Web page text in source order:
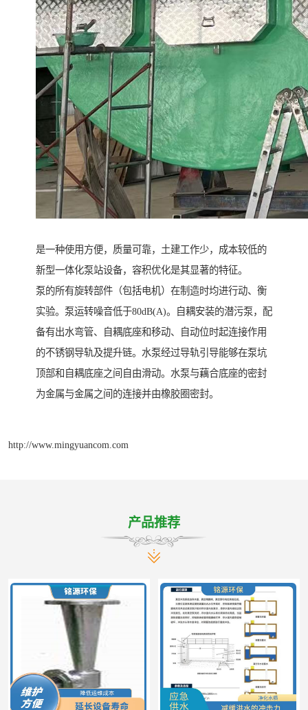
是一种使用方便，质量可靠，土建工作少，成本较低的
新型一体化泵站设备，容积优化是其显著的特征。
泵的所有旋转部件（包括电机）在制造时均进行动、衡
实验。泵运转噪音低于80dB(A)。自耦安装的潜污泵，配
备有出水弯管、自耦底座和移动、自动位时起连接作用
的不锈钢导轨及提升链。水泵经过导轨引导能够在泵坑
顶部和自耦底座之间自由滑动。水泵与藕合底座的密封
为金属与金属之间的连接并由橡胶圈密封。
http://www.mingyuancom.com
产品推荐